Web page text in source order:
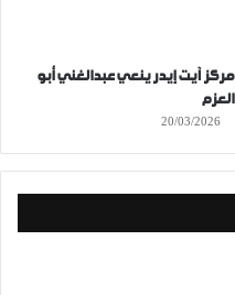
مركز آيت إيدر ينعي عبدالغني أبو
العزم
20/03/2026